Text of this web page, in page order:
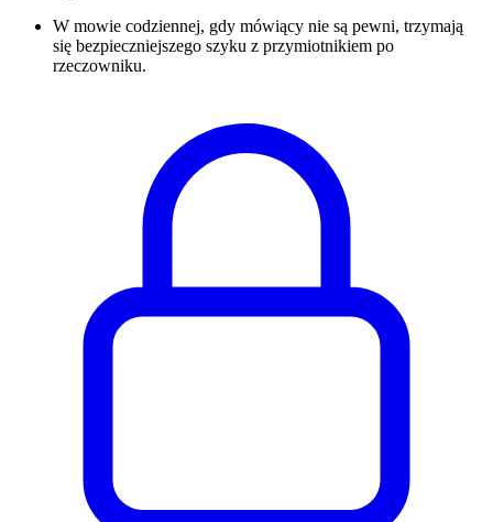
W mowie codziennej, gdy mówiący nie są pewni, trzymają
się bezpieczniejszego szyku z przymiotnikiem po
rzeczowniku.